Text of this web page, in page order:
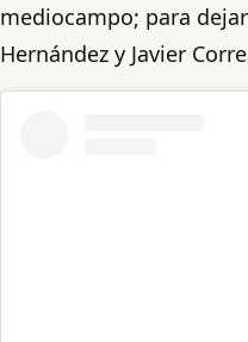
mediocampo; para
Hernández y Javier